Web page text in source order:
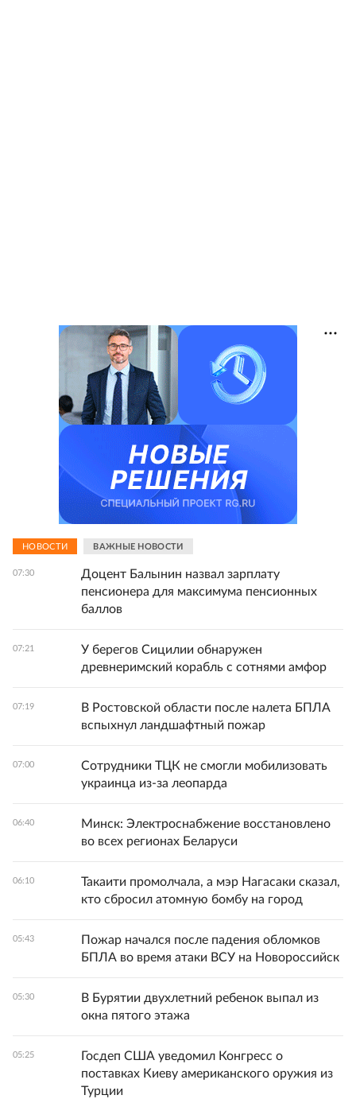
НОВОСТИ ВАЖНЫЕ НОВОСТИ
07:30
Доцент Балынин назвал зарплату
пенсионера для максимума пенсионных
баллов
07:21
У берегов Сицилии обнаружен
древнеримский корабль с сотнями амфор
07:19
В Ростовской области после налета БПЛА
вспыхнул ландшафтный пожар
07:00
Сотрудники ТЦК не смогли мобилизовать
украинца из-за леопарда
06:40
Минск: Электроснабжение восстановлено
во всех регионах Беларуси
06:10
Такаити промолчала, а мэр Нагасаки сказал,
кто сбросил атомную бомбу на город
05:43
Пожар начался после падения обломков
БПЛА во время атаки ВСУ на Новороссийск
05:30
В Бурятии двухлетний ребенок выпал из
окна пятого этажа
05:25
Госдеп США уведомил Конгресс о
поставках Киеву американского оружия из
Турции